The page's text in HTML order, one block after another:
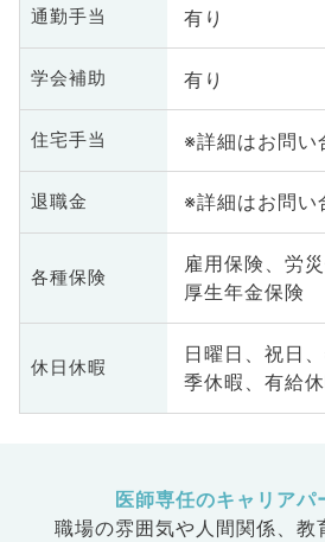
通勤手当 有り
学会補助 有り
住宅手当 ※詳細はお問い
退職金 ※詳細はお問い
各種保険
雇用保険、労
厚生年金保険
休日休暇
日曜日、祝日
季休暇、有給
医師専任のキャリアパ
職場の雰囲気や人間関係、 教